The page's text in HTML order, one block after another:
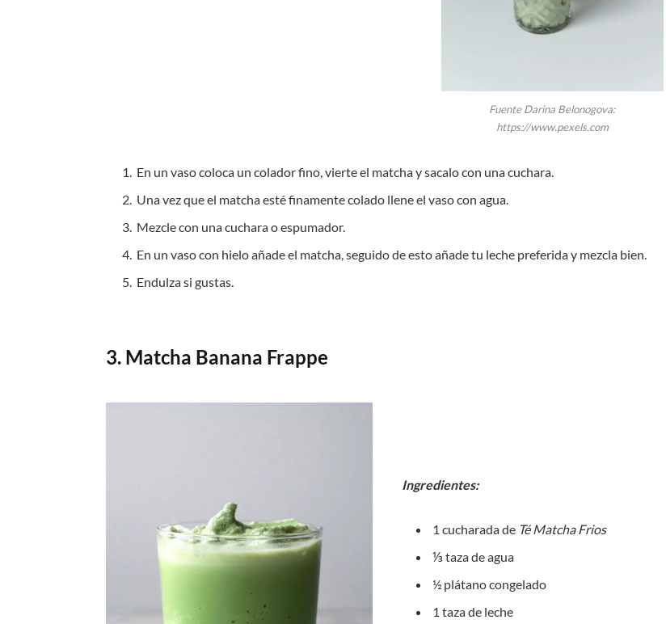
Fuente Darina Belonogova:
https://www.pexels.com
En un vaso coloca un colador fino, vierte el matcha y sacalo con una cuchara.
Una vez que el matcha esté finamente colado llene el vaso con agua.
Mezcle con una cuchara o espumador.
En un vaso con hielo añade el matcha, seguido de esto añade tu leche preferida y mezcla bien.
Endulza si gustas.
3. Matcha Banana Frappe
Ingredientes:
1 cucharada de Té Matcha Frios
⅓ taza de agua
½ plátano congelado
1 taza de leche